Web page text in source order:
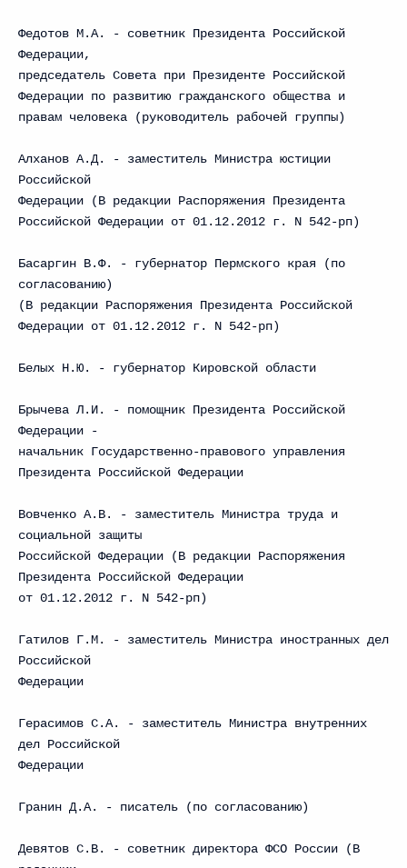
Федотов М.А. - советник Президента Российской
Федерации,
председатель Совета при Президенте Российской
Федерации по развитию гражданского общества и
правам человека (руководитель рабочей группы)
Алханов А.Д. - заместитель Министра юстиции
Российской
Федерации (В редакции Распоряжения Президента
Российской Федерации от 01.12.2012 г. N 542-рп)
Басаргин В.Ф. - губернатор Пермского края (по
согласованию)
(В редакции Распоряжения Президента Российской
Федерации от 01.12.2012 г. N 542-рп)
Белых Н.Ю. - губернатор Кировской области
Брычева Л.И. - помощник Президента Российской
Федерации -
начальник Государственно-правового управления
Президента Российской Федерации
Вовченко А.В. - заместитель Министра труда и
социальной защиты
Российской Федерации (В редакции Распоряжения
Президента Российской Федерации
от 01.12.2012 г. N 542-рп)
Гатилов Г.М. - заместитель Министра иностранных дел
Российской
Федерации
Герасимов С.А. - заместитель Министра внутренних
дел Российской
Федерации
Гранин Д.А. - писатель (по согласованию)
Девятов С.В. - советник директора ФСО России (В